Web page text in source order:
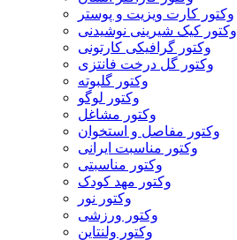
وکتور کارت ویزیت و پوستر
وکتور کیک شیرینی نوشیدنی
وکتور گرافیکی کارتونی
وکتور گل درخت فانتزی
وکتور گلبوته
وکتور لوگو
وکتور مشاغل
وکتور مفاصل و استخوان
وکتور مناسبت ایرانی
وکتور مناسبتی
وکتور مهد کودک
وکتور نور
وکتور ورزشی
وکتور ولنتاین